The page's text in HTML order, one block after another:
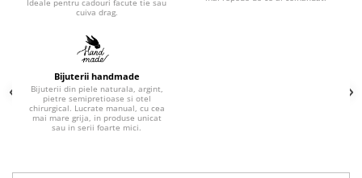
Ideale pentru cadouri facute tie sau
cuiva drag.
Bijuterii handmade
Bijuterii din piele naturala, argint,
pietre semipretioase si otel
chirurgical. Lucrate manual, cu cea
mai mare grija, in produse unicat
sau in serii foarte mici.